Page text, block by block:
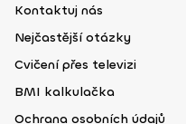
Kontaktuj nás
Nejčastější otázky
Cvičení přes televizi
BMI kalkulačka
Ochrana osobních údajů